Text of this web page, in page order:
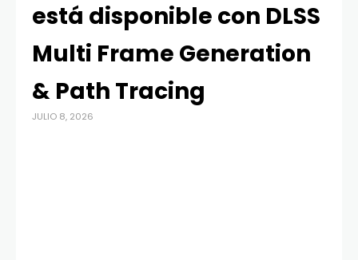
está disponible con DLSS
Multi Frame Generation
& Path Tracing
JULIO 8, 2026